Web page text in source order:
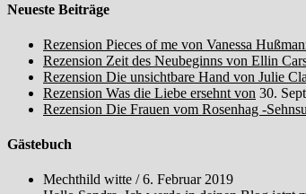
Neueste Beiträge
Rezension Pieces of me von Vanessa
Rezension Zeit des Neubeginns von Ellin
Rezension Die unsichtbare Hand von Julie
Rezension Was die Liebe ersehnt von 30.
Rezension Die Frauen vom Rosenhag -
Gästebuch
Mechthild witte /6. Februar 2019